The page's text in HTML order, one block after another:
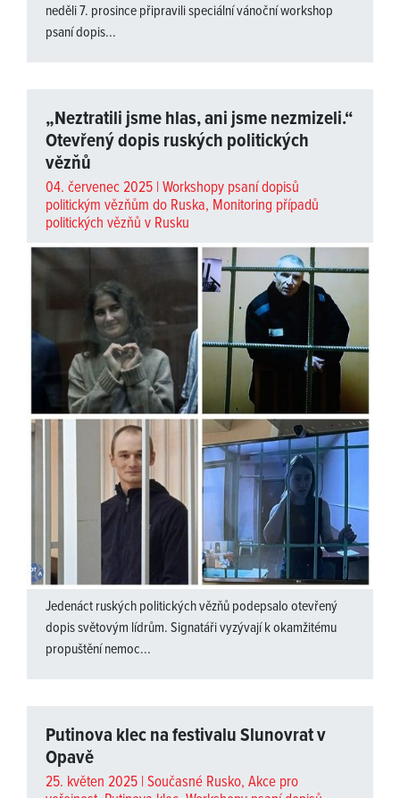
neděli 7. prosince připravili speciální vánoční workshop
psaní dopis...
„Neztratili jsme hlas, ani jsme nezmizeli.“
Otevřený dopis ruských politických
vězňů
04. červenec 2025 |Workshopy psaní dopisů
politickým vězňům do Ruska, Monitoring případů
politických vězňů v Rusku
Jedenáct ruských politických vězňů podepsalo otevřený
dopis světovým lídrům. Signatáři vyzývají k okamžitému
propuštění nemoc...
Putinova klec na festivalu Slunovrat v
Opavě
25. květen 2025 |Současné Rusko,Akce pro